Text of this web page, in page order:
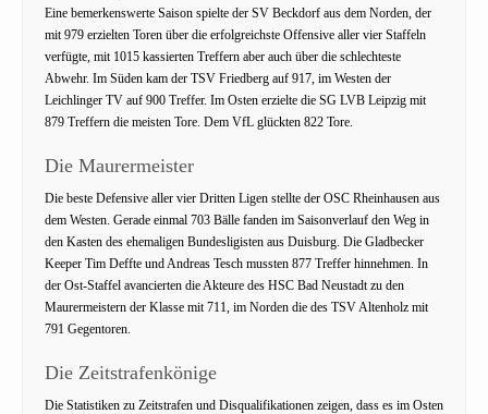
Eine bemerkenswerte Saison spielte der SV Beckdorf aus dem Norden, der
mit 979 erzielten Toren über die erfolgreichste Offensive aller vier Staffeln
verfügte, mit 1015 kassierten Treffern aber auch über die schlechteste
Abwehr. Im Süden kam der TSV Friedberg auf 917, im Westen der
Leichlinger TV auf 900 Treffer. Im Osten erzielte die SG LVB Leipzig mit
879 Treffern die meisten Tore. Dem VfL glückten 822 Tore.
Die Maurermeister
Die beste Defensive aller vier Dritten Ligen stellte der OSC Rheinhausen aus
dem Westen. Gerade einmal 703 Bälle fanden im Saisonverlauf den Weg in
den Kasten des ehemaligen Bundesligisten aus Duisburg. Die Gladbecker
Keeper Tim Deffte und Andreas Tesch mussten 877 Treffer hinnehmen. In
der Ost-Staffel avancierten die Akteure des HSC Bad Neustadt zu den
Maurermeistern der Klasse mit 711, im Norden die des TSV Altenholz mit
791 Gegentoren.
Die Zeitstrafenkönige
Die Statistiken zu Zeitstrafen und Disqualifikationen zeigen, dass es im Osten